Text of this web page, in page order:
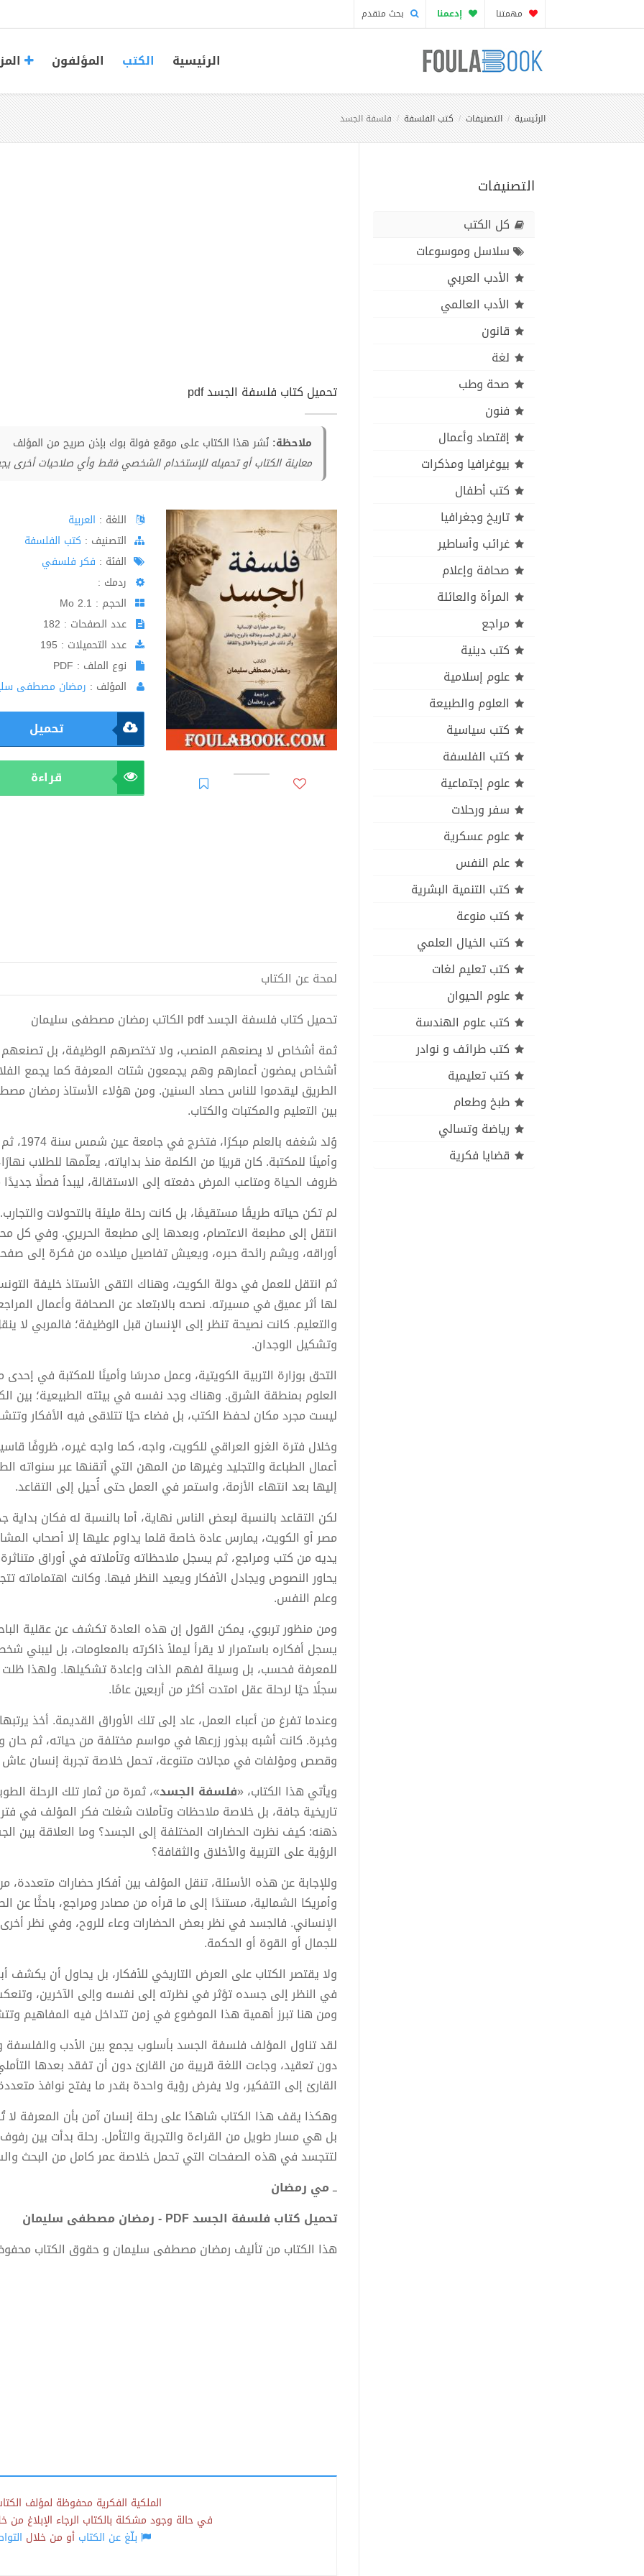
مهمتنا إدعمنا بحث متقدم
الرئيسية الكتب المؤلفون
الرئيسية التصنيفات كتب الفلسفة فلسفة الجسد
التصنيفات
كل الكتب
سلاسل وموسوعات
الأدب العربي
الأدب العالمي
قانون
لغة
صحة وطب
فنون
إقتصاد وأعمال
بيوغرافيا ومذكرات
كتب أطفال
تاريخ وجغرافيا
غرائب وأساطير
صحافة وإعلام
المرأة والعائلة
مراجع
كتب دينية
علوم إسلامية
العلوم والطبيعة
كتب سياسية
كتب الفلسفة
علوم إجتماعية
سفر ورحلات
علوم عسكرية
علم النفس
كتب التنمية البشرية
كتب منوعة
كتب الخيال العلمي
كتب تعليم لغات
علوم الحيوان
كتب علوم الهندسة
كتب طرائف و نوادر
كتب تعليمية
طبخ وطعام
رياضة وتسالي
قضايا فكرية
تحميل كتاب فلسفة الجسد pdf
ملاحظة: نُشر هذا الكتاب على موقع فولة بوك بإذن صريح من المؤلف
معاينة الكتاب أو تحميله للإستخدام الشخصي فقط وأي صلاحيات أخرى
اللغة : العربية
اﻟﺘﺼﻨﻴﻒ : كتب الفلسفة
الفئة : فكر فلسفي
ردمك :
الحجم : 2.1 Mo
عدد الصفحات : 182
عدد التحميلات : 195
نوع الملف : PDF
المؤلف : رمضان مصطفى
تحميل
قراءة
لمحة عن الكتاب
تحميل كتاب فلسفة الجسد pdf الكاتب رمضان مصطفى سليمان
ثمة أشخاص لا يصنعهم المنصب، ولا تختصرهم الوظيفة، بل تصنعهم
أشخاص يمضون أعمارهم وهم يجمعون شتات المعرفة كما يجمع
الطريق ليقدموا للناس حصاد السنين. ومن هؤلاء الأستاذ رمضان
بين التعليم والمكتبات والكتاب.
وُلد
وأمينًا للمكتبة. كان قريبًا من الكلمة منذ بداياته، يعلّمها للطلاب
ظروف الحياة ومتاعب المرض دفعته إلى الاستقالة، ليبدأ فصلًا جديدًا
لم تكن حياته طريقًا مستقيمًا، بل كانت رحلة مليئة بالتحولات
انتقل إلى مطبعة الاعتصام، وبعدها إلى مطبعة الحريري. وفي كل
أوراقه، ويشم رائحة حبره، ويعيش تفاصيل ميلاده من فكرة إلى
ثم انتقل للعمل في دولة الكويت، وهناك التقى الأستاذ خليفة
لها أثر عميق في مسيرته. نصحه بالابتعاد عن الصحافة وأعمال
والتعليم. كانت نصيحة تنظر إلى الإنسان قبل الوظيفة؛ فالمربي لا
وتشكيل الوجدان.
التحق بوزارة التربية الكويتية، وعمل مدرسًا وأمينًا للمكتبة في
العلوم بمنطقة الشرق. وهناك وجد نفسه في بيئته الطبيعية؛ بين
ليست مجرد مكان لحفظ الكتب، بل فضاء حيًا تتلاقى فيه الأفكار
وخلال فترة الغزو العراقي للكويت، واجه، كما واجه غيره، ظروفًا
أعمال الطباعة والتجليد وغيرها من المهن التي أتقنها عبر سنواته
إليها بعد انتهاء الأزمة، واستمر في العمل حتى أُحيل إلى التقاعد.
لكن التقاعد بالنسبة لبعض الناس نهاية، أما بالنسبة له فكان
مصر أو الكويت، يمارس عادة خاصة قلما يداوم عليها إلا أصحاب
يديه من كتب ومراجع، ثم يسجل ملاحظاته وتأملاته في أوراق
يحاور النصوص ويجادل الأفكار ويعيد النظر فيها. وكانت اهتماماته
وعلم النفس.
ومن منظور تربوي، يمكن القول إن هذه العادة تكشف عن عقلية
يسجل أفكاره باستمرار لا يقرأ ليملأ ذاكرته بالمعلومات، بل ليبني
للمعرفة فحسب، بل وسيلة لفهم الذات وإعادة تشكيلها. ولهذا ظلت
سجلًا حيًا لرحلة عقل امتدت أكثر من أربعين عامًا.
وعندما تفرغ من أعباء العمل، عاد إلى تلك الأوراق القديمة. أخذ
وخبرة. كانت أشبه ببذور زرعها في مواسم مختلفة من حياته، ثم
وقصص ومؤلفات في مجالات متنوعة، تحمل خلاصة تجربة إنسان عاش
ويأتي هذا الكتاب، «فلسفة الجسد»، ثمرة من ثمار تلك الرحلة
تاريخية جافة، بل خلاصة ملاحظات وتأملات شغلت فكر المؤلف في
ذهنه: كيف نظرت الحضارات المختلفة إلى الجسد؟ وما العلاقة
الرؤية على التربية والأخلاق والثقافة؟
وللإجابة عن هذه الأسئلة، تنقل المؤلف بين أفكار حضارات
وأمريكا الشمالية، مستندًا إلى ما قرأه من مصادر ومراجع، باحثًا
الإنساني. فالجسد في نظر بعض الحضارات وعاء للروح، وفي نظر
للجمال أو القوة أو الحكمة.
ولا يقتصر الكتاب على العرض التاريخي للأفكار، بل يحاول أن يكشف
في النظر إلى جسده تؤثر في نظرته إلى نفسه وإلى الآخرين،
ومن هنا تبرز أهمية هذا الموضوع في زمن تتداخل فيه المفاهيم
لقد تناول المؤلف فلسفة الجسد بأسلوب يجمع بين الأدب والفلسفة
دون تعقيد، وجاءت اللغة قريبة من القارئ دون أن تفقد بعدها
القارئ إلى التفكير، ولا يفرض رؤية واحدة بقدر ما يفتح نوافذ
وهكذا يقف هذا الكتاب شاهدًا على رحلة إنسان آمن بأن المعرفة
بل هي مسار طويل من القراءة والتجربة والتأمل. رحلة بدأت بين
لتتجسد في هذه الصفحات التي تحمل خلاصة عمر كامل من البحث
ــمي رمضان
تحميل كتاب فلسفة الجسد PDF - رمضان مصطفى سليمان
هذا الكتاب من تأليف رمضان مصطفى سليمان و حقوق الكتاب
الملكية الفكرية محفوظة لمؤلف
في حالة وجود مشكلة بالكتاب الرجاء الإبلاغ من
بلّغ عن الكتابأو من خلال